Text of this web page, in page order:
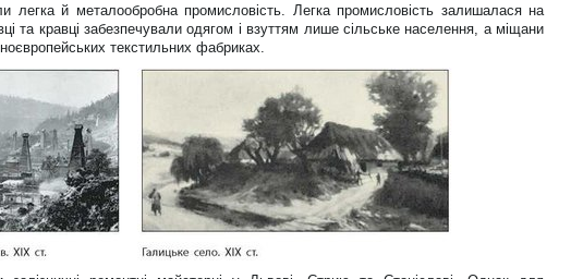
легка й металообробна промисловість. Легка промисловість залишалася на
та кравці забезпечували одягом і взуттям лише сільське населення, а міщани
текстильних фабриках.